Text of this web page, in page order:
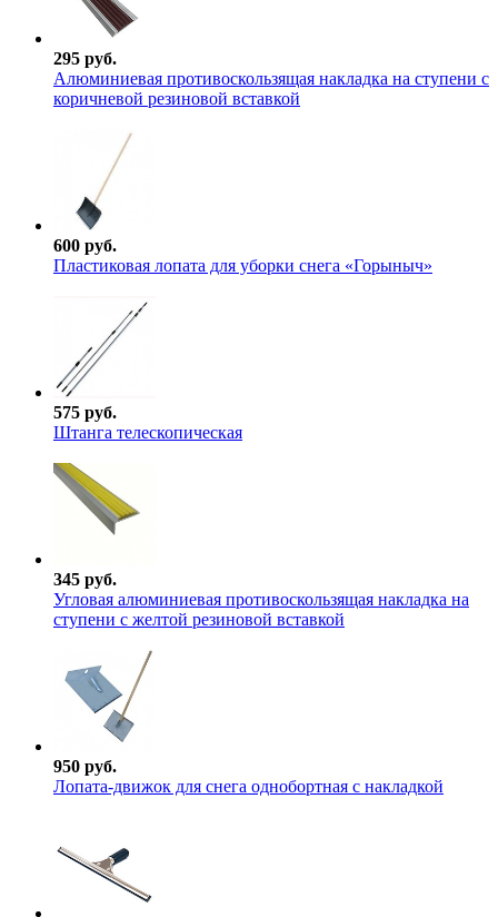
295 руб.
Алюминиевая противоскользящая накладка на ступени с
коричневой резиновой вставкой
600 руб.
Пластиковая лопата для уборки снега «Горыныч»
575 руб.
Штанга телескопическая
345 руб.
Угловая алюминиевая противоскользящая накладка на
ступени с желтой резиновой вставкой
950 руб.
Лопата-движок для снега однобортная с накладкой